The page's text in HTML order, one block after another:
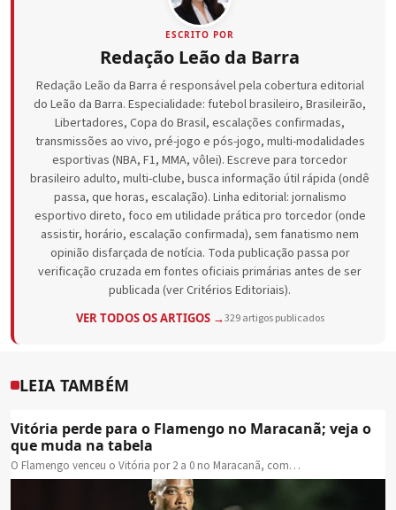
ESCRITO POR
Redação Leão da Barra
Redação Leão da Barra é responsável pela cobertura editorial
do Leão da Barra. Especialidade: futebol brasileiro, Brasileirão,
Libertadores, Copa do Brasil, escalações confirmadas,
transmissões ao vivo, pré-jogo e pós-jogo, multi-modalidades
esportivas (NBA, F1, MMA, vôlei). Escreve para torcedor
brasileiro adulto, multi-clube, busca informação útil rápida (ondê
passa, que horas, escalação). Linha editorial: jornalismo
esportivo direto, foco em utilidade prática pro torcedor (onde
assistir, horário, escalação confirmada), sem fanatismo nem
opinião disfarçada de notícia. Toda publicação passa por
verificação cruzada em fontes oficiais primárias antes de ser
publicada (ver Critérios Editoriais).
VER TODOS OS ARTIGOS →329 artigos publicados
LEIA TAMBÉM
Vitória perde para o Flamengo no Maracanã; veja o
que muda na tabela
O Flamengo venceu o Vitória por 2 a 0 no Maracanã, com…